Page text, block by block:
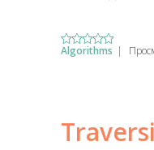
Algorithms |